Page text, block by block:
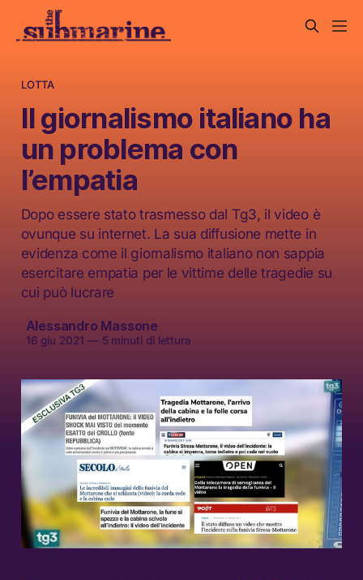
LOTTA
Il giornalismo italiano ha
un problema con
l’empatia
Dopo essere stato trasmesso dal Tg3, il video è
ovunque su internet. La sua diffusione mette in
evidenza come il giornalismo italiano non sappia
esercitare empatia per le vittime delle tragedie su
cui può lucrare
Alessandro Massone
16 giu 2021 — 5 minuti di lettura